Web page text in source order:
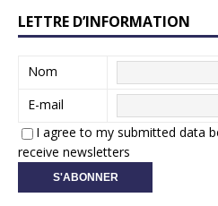
LETTRE D’INFORMATION
Nom
E-mail
I agree to my submitted data
receive newsletters